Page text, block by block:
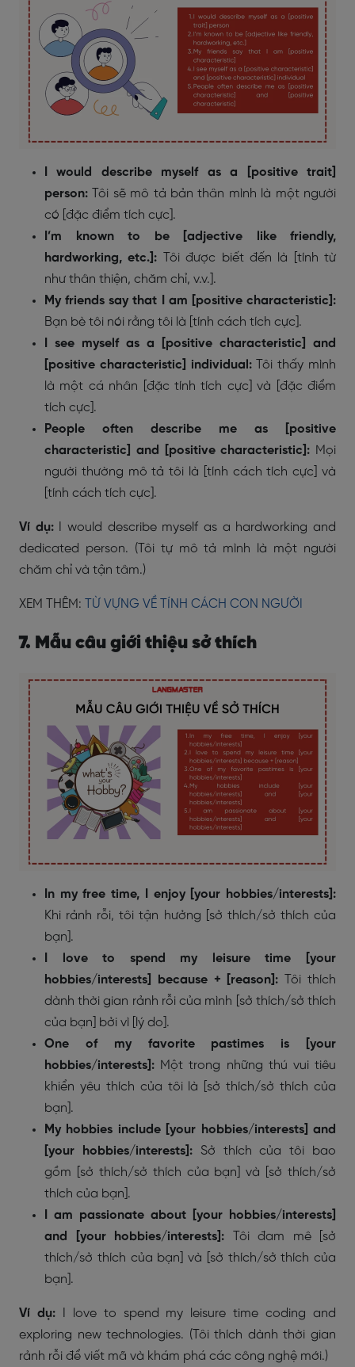
I would describe myself as a [positive trait]
person: Tôi sẽ mô tả bản thân mình là một người
có [đặc điểm tích cực].
I’m known to be [adjective like friendly,
hardworking, etc.]: Tôi được biết đến là [tính từ
như thân thiện, chăm chỉ, v.v.].
My friends say that I am [positive characteristic]:
Bạn bè tôi nói rằng tôi là [tính cách tích cực].
I see myself as a [positive characteristic] and
[positive characteristic] individual:
Tôi thấy mình
là một cá nhân [đặc tính tích cực] và [đặc điểm
tích cực].
People often describe me as [positive
characteristic] and [positive characteristic]: Mọi
người thường mô tả tôi là [tính cách tích cực] và
[tính cách tích cực].
Ví dụ:I would describe myself as a hardworking and
dedicated person. (Tôi tự mô tả mình là một người
chăm chỉ và tận tâm.)
XEM THÊM: TỪ VỰNG VỀ TÍNH CÁCH CON NGƯỜI
7. Mẫu câu giới thiệu sở thích
In my free time, I enjoy [your hobbies/interests]:
Khi rảnh rỗi, tôi tận hưởng [sở thích/sở thích của
bạn].
I love to spend my leisure time [your
hobbies/interests]
because + [reason] :
Tôi thích
dành thời gian rảnh rỗi của mình [sở thích/sở thích
của bạn] bởi vì [lý do].
One of my favorite pastimes is [your
hobbies/interests]: Một trong những thú vui tiêu
khiển yêu thích của tôi là [sở thích/sở thích của
bạn].
My hobbies include [your hobbies/interests] and
[your hobbies/interests]: Sở thích của tôi bao
gồm [sở thích/sở thích của bạn] và [sở thích/sở
thích của bạn].
I am passionate about [your hobbies/interests]
and [your hobbies/interests]:
Tôi đam mê [sở
thích/sở thích của bạn] và [sở thích/sở thích của
bạn].
Ví dụ:
I love to spend my leisure time coding and
exploring new technologies. (Tôi thích dành thời gian
rảnh rỗi để viết mã và khám phá các công nghệ mới.)